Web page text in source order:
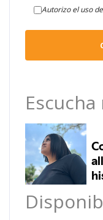
Autorizo el uso